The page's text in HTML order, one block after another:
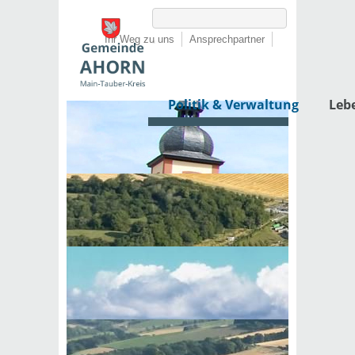
Ihr Weg zu uns Ansprechpartner
Politik & Verwaltung
Startseite › Politik & Verwaltung› Rathaus
Behördenwegweiser
Externe Organisationseinheit